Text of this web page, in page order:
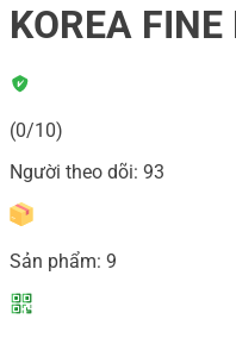
KOREA FINE
(0/10)
Người theo dõi: 93
Sản phẩm: 9